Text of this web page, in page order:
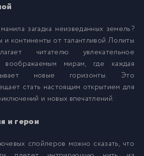
загадка неизведанных земель?
и континенты от талантливой Лолиты
читателю увлекательное
мирам, где каждая
новые горизонты. Это
стать настоящим открытием для
и новых впечатлений.
и герои
спойлеров можно сказать, что